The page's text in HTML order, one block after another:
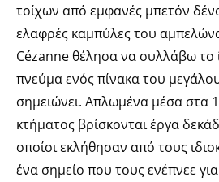
τοίχων από εμφανές μπετόν
ελαφρές καμπύλες του
Cézanne θέλησα να συλλάβω το
πνεύμα ενός πίνακα του
σημειώνει. Απλωμένα μέσα στα
κτήματος βρίσκονται έργα
οποίοι εκλήθησαν από τους
ένα σημείο που τους ενέπνεε